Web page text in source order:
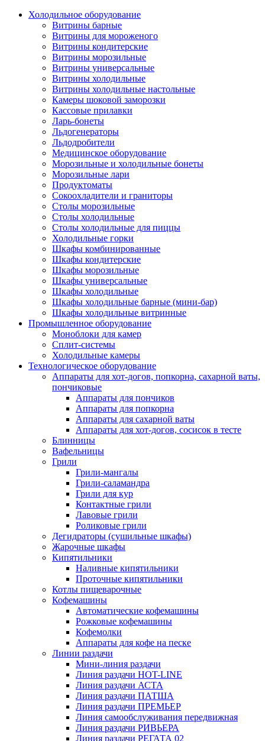
Холодильное оборудование
Витрины барные
Витрины для мороженого
Витрины кондитерские
Витрины морозильные
Витрины универсальные
Витрины холодильные
Витрины холодильные настольные
Камеры шоковой заморозки
Кассовые прилавки
Ларь-бонеты
Льдогенераторы
Льдодробители
Медицинское оборудование
Морозильные и холодильные бонеты
Морозильные лари
Продуктоматы
Сокоохладители и граниторы
Столы морозильные
Столы холодильные
Столы холодильные для пиццы
Холодильные горки
Шкафы комбинированные
Шкафы кондитерские
Шкафы морозильные
Шкафы универсальные
Шкафы холодильные
Шкафы холодильные барные (мини-бар)
Шкафы холодильные витринные
Промышленное оборудование
Моноблоки для камер
Сплит-системы
Холодильные камеры
Технологическое оборудование
Аппараты для хот-догов, попкорна, сахарной ваты,
пончиковые
Аппараты для пончиков
Аппараты для попкорна
Аппараты для сахарной ваты
Аппараты для хот-догов, сосисок в тесте
Блинницы
Вафельницы
Грили
Грили-мангалы
Грили-саламандра
Грили для кур
Контактные грили
Лавовые грили
Роликовые грили
Дегидраторы (сушильные шкафы)
Жарочные шкафы
Кипятильники
Наливные кипятильники
Проточные кипятильники
Котлы пищеварочные
Кофемашины
Автоматические кофемашины
Рожковые кофемашины
Кофемолки
Аппараты для кофе на песке
Линии раздачи
Мини-линия раздачи
Линия раздачи HOT-LINE
Линия раздачи АСТА
Линия раздачи ПАТША
Линия раздачи ПРЕМЬЕР
Линия самообслуживания передвижная
Линия раздачи РИВЬЕРА
Линия раздачи РЕГАТА 02